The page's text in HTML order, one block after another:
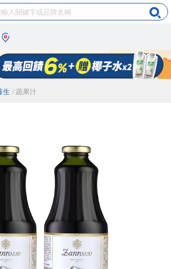
生 / 蔬果汁